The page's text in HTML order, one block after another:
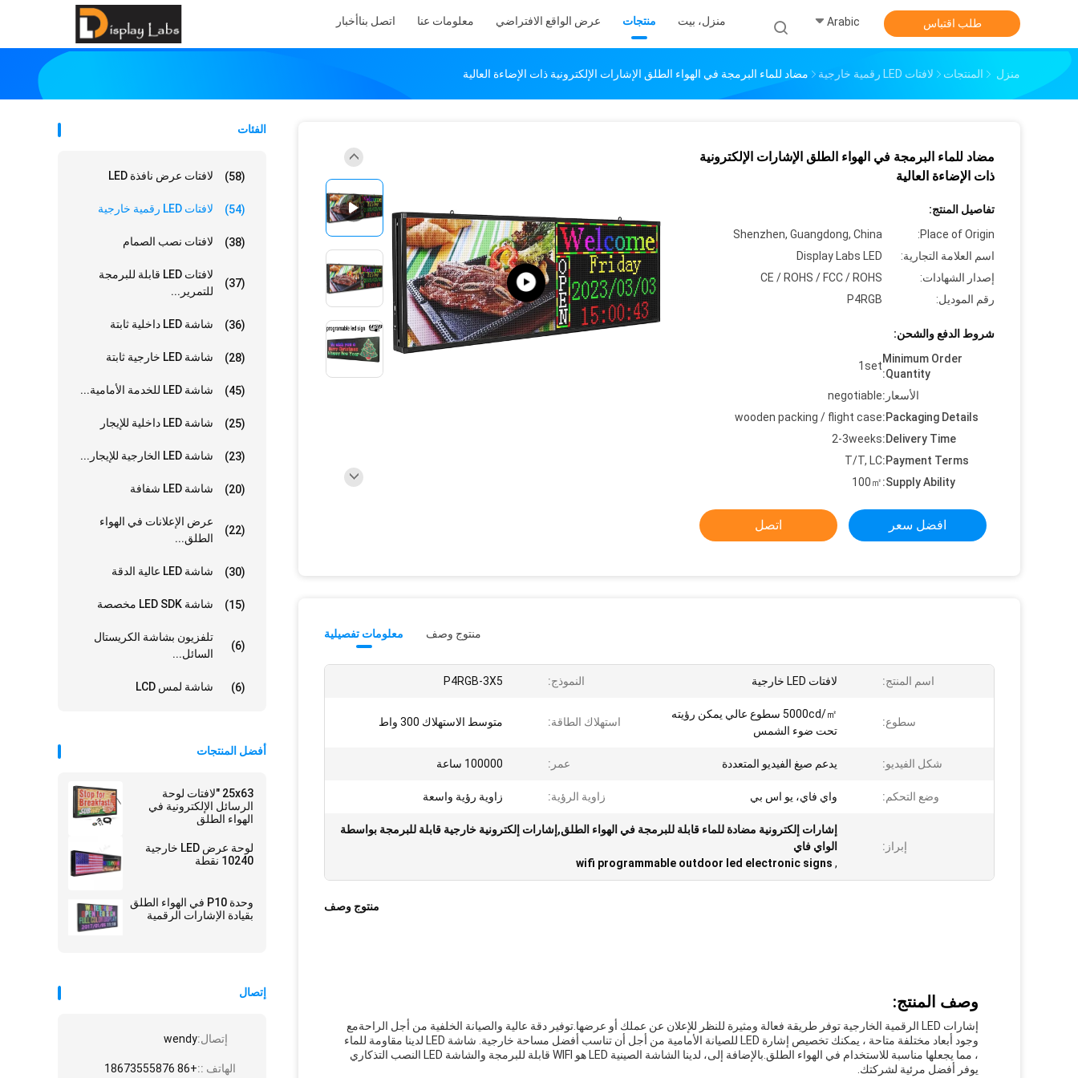
منزل، بيت منتجات عرض الواقع الافتراضي معلومات عنا اتصل بناأخبار Arabic طلب اقتباس
منزل المنتجات لافتات LED رقمية خارجية مضاد للماء البرمجة في الهواء الطلق الإشارات الإلكترونية ذات الإضاءة العالية
الفئات
لافتات عرض نافذة LED (58)
لافتات LED رقمية خارجية (54)
لافتات نصب الصمام (38)
لافتات LED قابلة للبرمجة
للتمرير...
(37)
شاشة LED داخلية ثابتة (36)
شاشة LED خارجية ثابتة (28)
شاشة LED للخدمة الأمامية... (45)
شاشة LED داخلية للإيجار (25)
شاشة LED الخارجية للإيجار... (23)
شاشة LED شفافة (20)
عرض الإعلانات في الهواء
الطلق...
(22)
شاشة LED عالية الدقة (30)
شاشة LED SDK مخصصة (15)
تلفزيون بشاشة الكريستال
السائل...
(6)
شاشة لمس LCD (6)
أفضل المنتجات
25x63 "لافتات لوحة
الرسائل الإلكترونية في
الهواء الطلق
لوحة عرض LED خارجية
10240 نقطة
وحدة P10 في الهواء الطلق
بقيادة الإشارات الرقمية
إتصال
إتصال:wendy
الهاتف ::+86 18673555876
مضاد للماء البرمجة في الهواء الطلق الإشارات الإلكترونية
ذات الإضاءة العالية
تفاصيل المنتج:
Place of Origin:
Shenzhen, Guangdong, China
اسم العلامة التجارية:
Display Labs LED
إصدار الشهادات:
CE / ROHS / FCC / ROHS
رقم الموديل:
P4RGB
شروط الدفع والشحن:
Minimum Order
Quantity:
1set
الأسعار:negotiable
Packaging Details:
wooden packing / flight case
Delivery Time:
2-3weeks
Payment Terms:
T/T, LC
Supply Ability:
100㎡
افضل سعر اتصل
معلومات تفصيلية منتوج وصف
اسم المنتج: لافتات LED خارجية النموذج: P4RGB-3X5
سطوع:
5000cd/㎡ سطوع عالي يمكن رؤيته
تحت ضوء الشمس
استهلاك الطاقة: متوسط ​​الاستهلاك 300 واط
شكل الفيديو: يدعم صيغ الفيديو المتعددة عمر: 100000 ساعة
وضع التحكم: واي فاي، يو اس بي زاوية الرؤية: زاوية رؤية واسعة
إبراز:
إشارات إلكترونية مضادة للماء قابلة للبرمجة في الهواء الطلق,إشارات إلكترونية خارجية قابلة للبرمجة بواسطة
الواي فاي
,
wifi programmable outdoor led electronic signs
منتوج وصف
وصف المنتج:
إشارات LED الرقمية الخارجية توفر طريقة فعالة ومثيرة للنظر للإعلان عن عملك أو عرضها.توفير دقة عالية والصيانة الخلفية من أجل الراحةمع
وجود أبعاد مختلفة متاحة ، يمكنك تخصيص إشارة LED للصيانة الأمامية من أجل أن تناسب أفضل مساحة خارجية. شاشة LED لدينا مقاومة للماء
، مما يجعلها مناسبة للاستخدام في الهواء الطلق.بالإضافة إلى، لدينا الشاشة الصينية LED هو WIFI قابلة للبرمجة والشاشة LED النصب التذكاري
يوفر أفضل مرئية لشركتك.